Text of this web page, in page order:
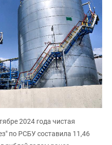
2024 года чистая
по РСБУ составила 11,46